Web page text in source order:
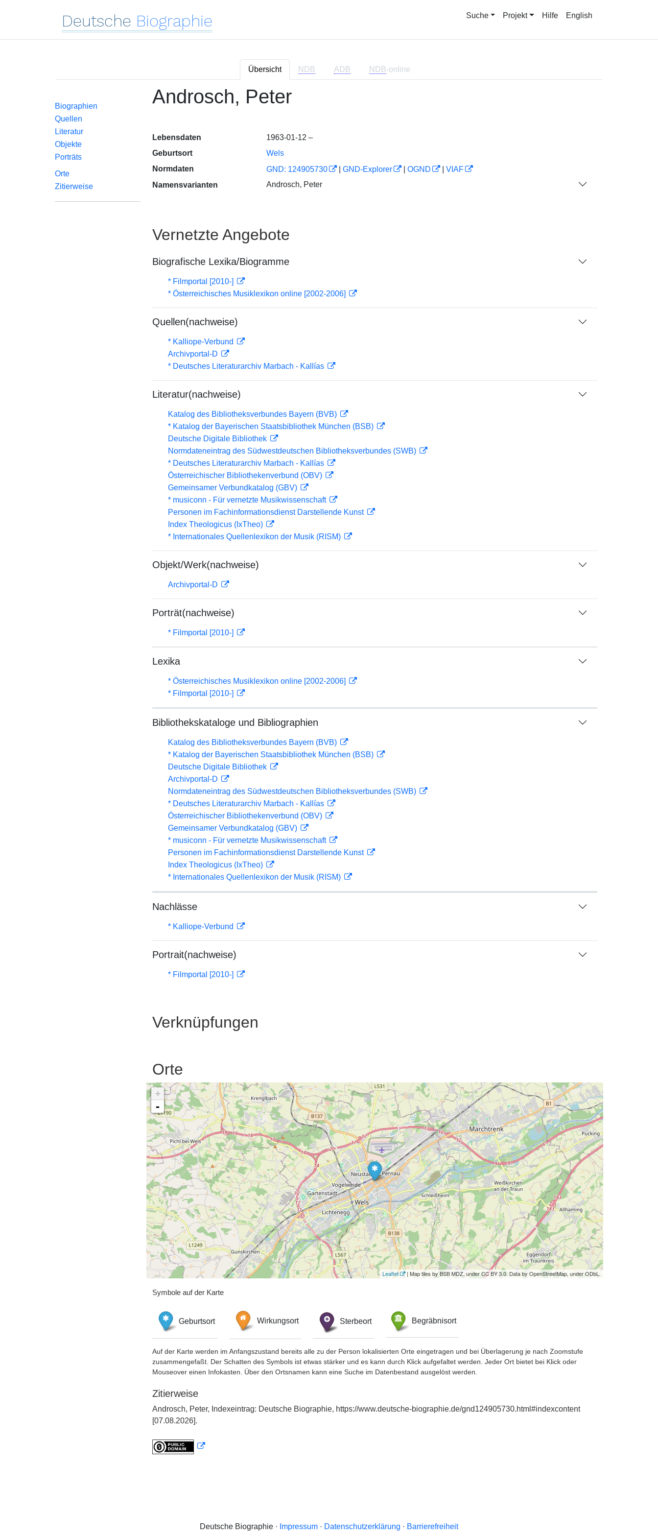
Deutsche Biographie Suche Projekt Hilfe English
Übersicht NDB ADB NDB-online
Biographien
Quellen
Literatur
Objekte
Porträts
Orte
Zitierweise
Androsch, Peter
Lebensdaten
1963-01-12 –
Geburtsort
Wels
Normdaten
GND: 124905730 GND-Explorer OGND
VIAF
Namensvarianten
Androsch, Peter
Vernetzte Angebote
Biografische Lexika/Biogramme
* Filmportal [2010-]
* Österreichisches Musiklexikon online [2002-2006]
Quellen(nachweise)
* Kalliope-Verbund
Archivportal-D
* Deutsches Literaturarchiv Marbach - Kallías
Literatur(nachweise)
Katalog des Bibliotheksverbundes Bayern (BVB)
* Katalog der Bayerischen Staatsbibliothek München (BSB)
Deutsche Digitale Bibliothek
Normdateneintrag des Südwestdeutschen Bibliotheksverbundes (SWB)
* Deutsches Literaturarchiv Marbach - Kallías
Österreichischer Bibliothekenverbund (OBV)
Gemeinsamer Verbundkatalog (GBV)
* musiconn - Für vernetzte Musikwissenschaft
Personen im Fachinformationsdienst Darstellende Kunst
Index Theologicus (IxTheo)
* Internationales Quellenlexikon der Musik (RISM)
Objekt/Werk(nachweise)
Archivportal-D
Porträt(nachweise)
* Filmportal [2010-]
Lexika
* Österreichisches Musiklexikon online [2002-2006]
* Filmportal [2010-]
Bibliothekskataloge und Bibliographien
Katalog des Bibliotheksverbundes Bayern (BVB)
* Katalog der Bayerischen Staatsbibliothek München (BSB)
Deutsche Digitale Bibliothek
Archivportal-D
Normdateneintrag des Südwestdeutschen Bibliotheksverbundes (SWB)
* Deutsches Literaturarchiv Marbach - Kallías
Österreichischer Bibliothekenverbund (OBV)
Gemeinsamer Verbundkatalog (GBV)
* musiconn - Für vernetzte Musikwissenschaft
Personen im Fachinformationsdienst Darstellende Kunst
Index Theologicus (IxTheo)
* Internationales Quellenlexikon der Musik (RISM)
Nachlässe
* Kalliope-Verbund
Portrait(nachweise)
* Filmportal [2010-]
Verknüpfungen
Orte
+
-
Leaflet | Map tiles by BSB MDZ, under CC BY 3.0. Data by OpenStreetMap, under ODbL.
Symbole auf der Karte
Geburtsort Wirkungsort Sterbeort Begräbnisort
Auf der Karte werden im Anfangszustand bereits alle zu der Person lokalisierten Orte eingetragen und bei Überlagerung je nach Zoomstufe
zusammengefaßt. Der Schatten des Symbols ist etwas stärker und es kann durch Klick aufgefaltet werden. Jeder Ort bietet bei Klick oder
Mouseover einen Infokasten. Über den Ortsnamen kann eine Suche im Datenbestand ausgelöst werden.
Zitierweise
Androsch, Peter, Indexeintrag: Deutsche Biographie, https://www.deutsche-biographie.de/gnd124905730.html#indexcontent
[07.08.2026].
Deutsche Biographie · Impressum · Datenschutzerklärung · Barrierefreiheit